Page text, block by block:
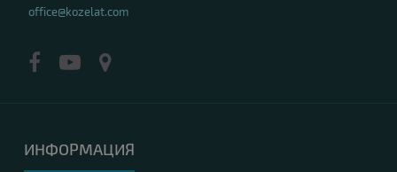
office@kozelat.com
ИНФОРМАЦИЯ